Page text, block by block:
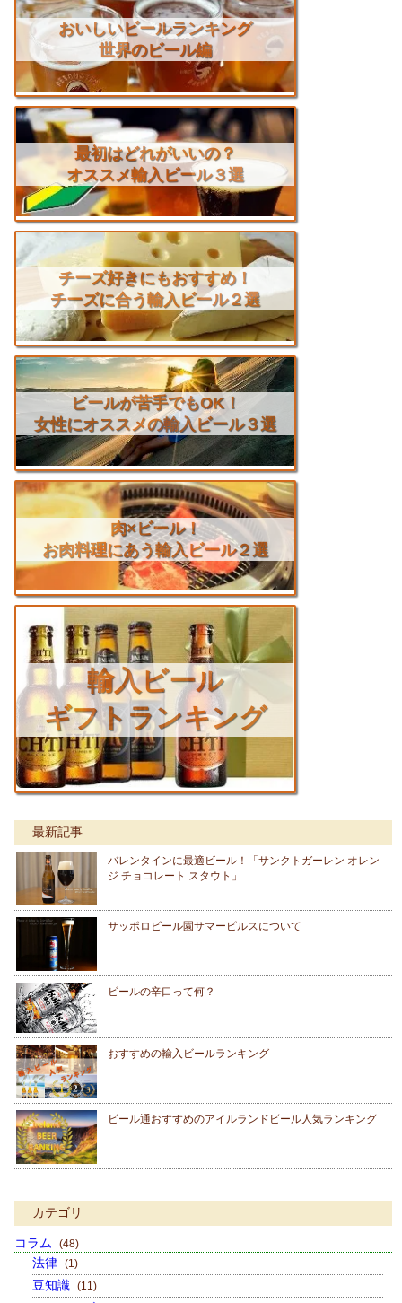
おいしいビールランキング
世界のビール編
最初はどれがいいの？
オススメ輸入ビール３選
チーズ好きにもおすすめ！
チーズに合う輸入ビール２選
ビールが苦手でもOK！
女性にオススメの輸入ビール３選
肉×ビール！
お肉料理にあう輸入ビール２選
輸入ビール
ギフトランキング
最新記事
バレンタインに最適ビール！「サンクトガーレン オレン
ジ チョコレート スタウト」
サッポロビール園サマーピルスについて
ビールの辛口って何？
おすすめの輸入ビールランキング
ビール通おすすめのアイルランドビール人気ランキング
カテゴリ
コラム (48)
法律 (1)
豆知識 (11)